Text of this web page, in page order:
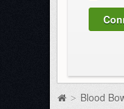
> Blood